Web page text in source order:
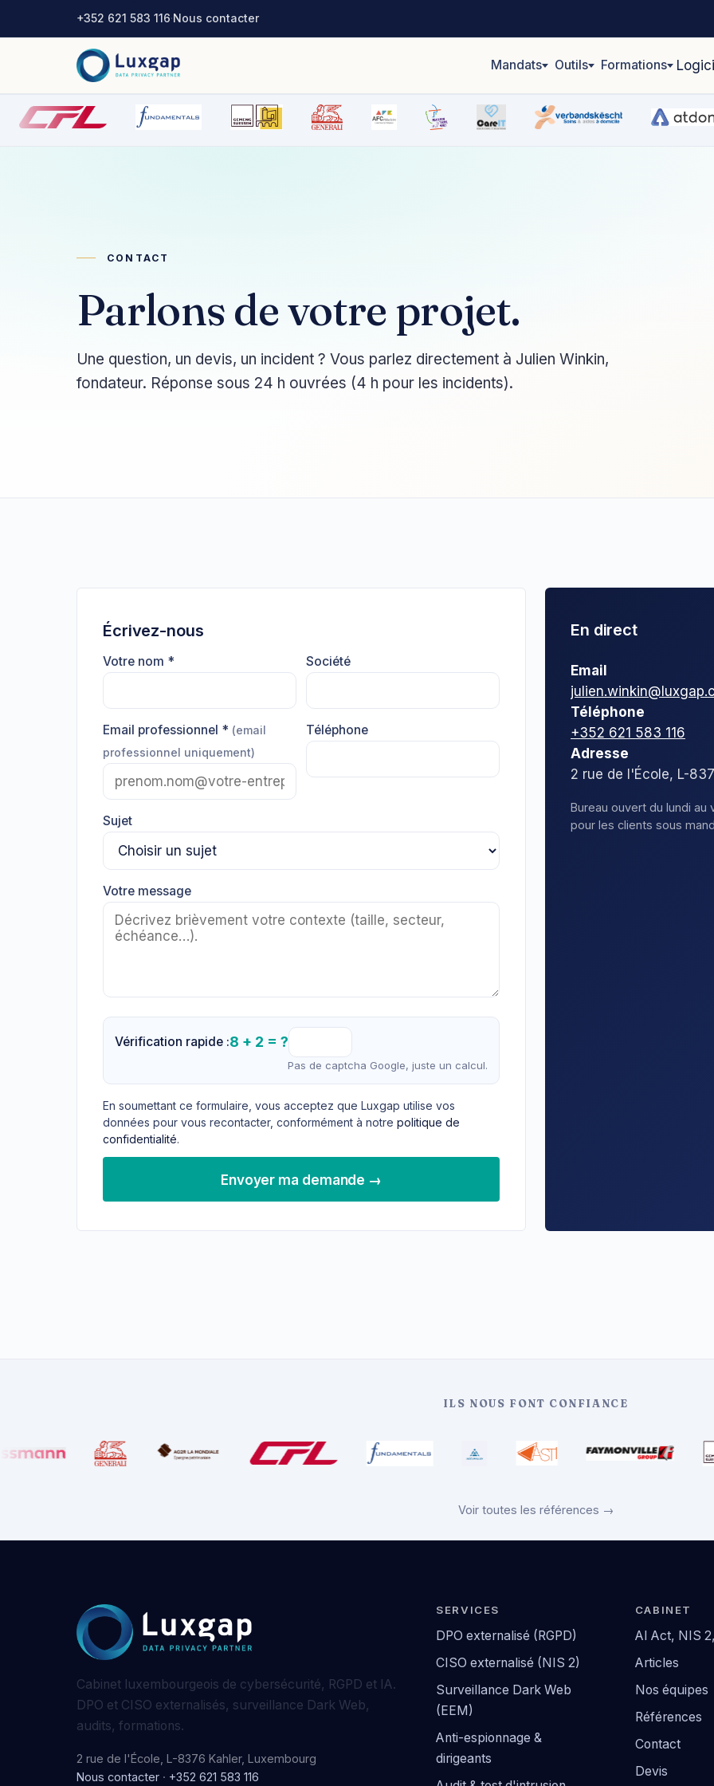
+352 621 583 116·Nous contacter
Mandats Outils Formations
CONTACT
Parlons de votre projet.
Une question, un devis, un incident ? Vous parlez directement à Julien Winkin,
fondateur. Réponse sous 24 h ouvrées (4 h pour les incidents).
Écrivez-nous
Votre nom * Société
Email professionnel * (email
professionnel uniquement)
Téléphone
Sujet
Votre message
Vérification rapide :8 + 2 = ?
Pas de captcha Google, juste un calcul.
En soumettant ce formulaire, vous acceptez que Luxgap utilise vos
données pour vous recontacter, conformément à notre politique de
confidentialité.
Envoyer ma demande →
En direct
Email
Téléphone
+352 621 583 116
Adresse
2 rue de l'École, L-
Bureau ouvert du lundi au
pour les clients sous
ILS NOUS FONT CONFIANCE
Voir toutes les références →
Cabinet luxembourgeois de cybersécurité, RGPD et IA.
DPO et CISO externalisés, surveillance Dark Web,
audits, formations.
2 rue de l'École, L-8376 Kahler, Luxembourg
Nous contacter · +352 621 583 116
SERVICES
DPO externalisé (RGPD)
CISO externalisé (NIS 2)
Surveillance Dark Web
(EEM)
Anti-espionnage &
dirigeants
CABINET
AI Act, NIS
Articles
Nos équipes
Références
Contact
Devis